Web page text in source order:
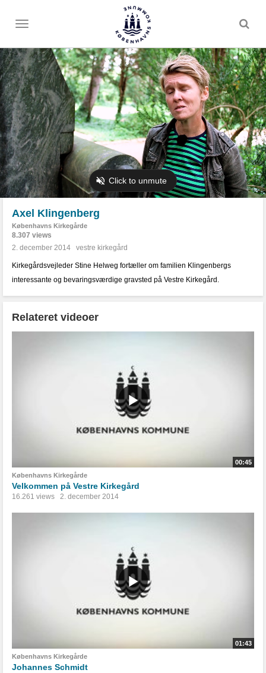
Toggle
Axel Klingenberg
Københavns Kirkegårde
8.307 views
2. december 2014
vestre kirkegård
Kirkegårdsvejleder Stine Helweg fortæller om familien Klingenbergs
interessante og bevaringsværdige gravsted på Vestre Kirkegård.
Relateret videoer
00:45
Københavns Kirkegårde
Velkommen på Vestre Kirkegård
16.261 views 2. december 2014
01:43
Københavns Kirkegårde
Johannes Schmidt